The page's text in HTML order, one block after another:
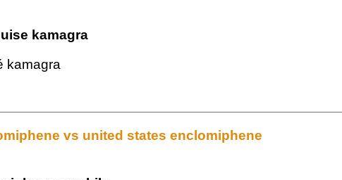
kamagra
kamagra
vs united states enclomiphene